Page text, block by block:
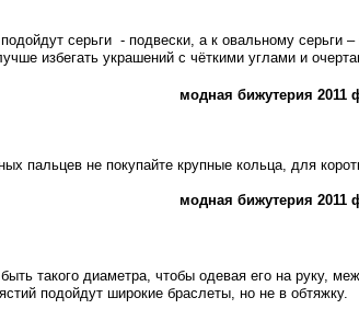
серьги - подвески, а к овальному серьги
избегать украшений с чёткими углами и
модная бижутерия 2011
пальцев не покупайте крупные кольца, для
модная бижутерия 2011
такого диаметра, чтобы одевая его на руку,
подойдут широкие браслеты, но не в обтяжку.